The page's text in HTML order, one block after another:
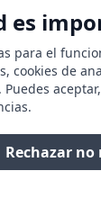
es
para el
cookies de
Rechazar no
hoy
Febrero